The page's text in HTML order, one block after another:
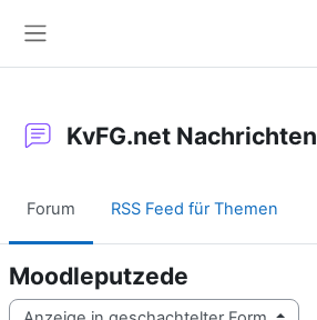
KvFG.net Nachrichten
Forum RSS Feed für Themen
Moodleputzede
Anzeigemodus